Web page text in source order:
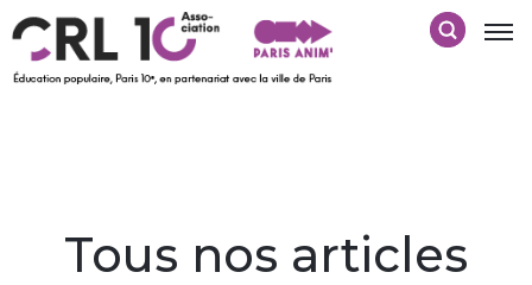
Tous nos articles